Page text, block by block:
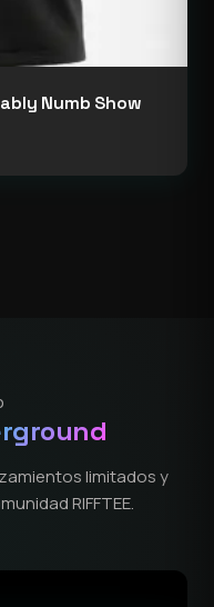
Numb Show
limitados y
RIFFTEE.